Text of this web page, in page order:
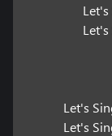
Let's
Let's